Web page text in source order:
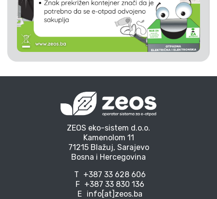
ZEOS eko-sistem d.o.o.
Kamenolom 11
71215 Blažuj, Sarajevo
Bosna i Hercegovina
T +387 33 628 606
F +387 33 830 136
E info[at]zeos.ba